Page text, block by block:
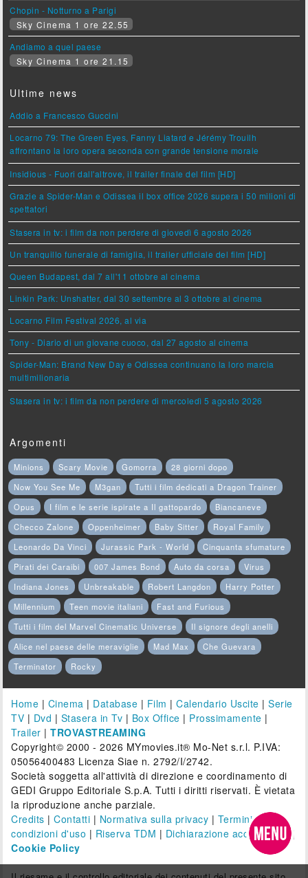
Chopin - Notturno a Parigi
Sky Cinema 1 ore 22.55
Andiamo a quel paese
Sky Cinema 1 ore 21.15
Ultime news
Addio a Francesco Guccini
Locarno 79: The Green Eyes, Fanny Liatard e Jérémy Trouilh
affrontano la loro opera seconda con grande tensione morale
Insidious - Fuori dall'altrove, il trailer finale del film [HD]
Grazie a Spider-Man e Odissea il box office 2026 supera i 50 milioni di
spettatori
Stasera in tv: i film da non perdere di giovedì 6 agosto 2026
Un tranquillo funerale di famiglia, il trailer ufficiale del film [HD]
Queen Budapest, dal 7 all'11 ottobre al cinema
Linkin Park: Unshatter, dal 30 settembre al 3 ottobre al cinema
Locarno Film Festival 2026, al via
Tony - Diario di un giovane cuoco, dal 27 agosto al cinema
Spider-Man: Brand New Day e Odissea continuano la loro marcia
multimilionaria
Stasera in tv: i film da non perdere di mercoledì 5 agosto 2026
Argomenti
Minions Scary Movie Gomorra
28 giorni dopo
Now You See Me
M3gan
Tutti i film dedicati a Dragon Trainer
Opus
I film e le serie ispirate a Il gattopardo
Biancaneve
Checco Zalone
Oppenheimer Baby Sitter
Royal Family
Leonardo Da Vinci
Jurassic Park - World
Cinquanta sfumature
Pirati dei Caraibi
007 James Bond Auto da corsa
Virus
Indiana Jones
Unbreakable Robert Langdon
Harry Potter
Millennium
Teen movie italiani
Fast and Furious
Tutti i film del Marvel Cinematic Universe
Il signore degli anelli
Alice nel paese delle meraviglie
Mad Max
Che Guevara
Terminator
Rocky
Home | Cinema | Database | Film |Calendario Uscite |Serie
TV | Dvd | Stasera in Tv | Box Office | Prossimamente |
Trailer |TROVASTREAMING
Copyright© 2000 - 2026 MYmovies.it® Mo-Net s.r.l. P.IVA:
05056400483 Licenza Siae n. 2792/I/2742.
Società soggetta all'attività di direzione e coordinamento di
GEDI Gruppo Editoriale S.p.A. Tutti i diritti riservati. È vietata
la riproduzione anche parziale.
Credits |Contatti | Normativa sulla privacy | Termini e
condizioni d'uso | Riserva TDM | Dichiarazione accessibilità
|
Cookie Policy